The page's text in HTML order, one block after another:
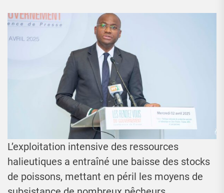
L’exploitation intensive des ressources
halieutiques a entraîné une baisse des stocks
de poissons, mettant en péril les moyens de